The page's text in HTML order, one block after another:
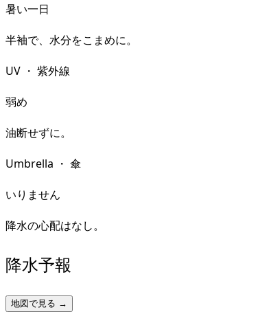
暑い一日
半袖で、水分をこまめに。
UV ・ 紫外線
弱め
油断せずに。
Umbrella ・ 傘
いりません
降水の心配はなし。
降水予報
地図で見る →